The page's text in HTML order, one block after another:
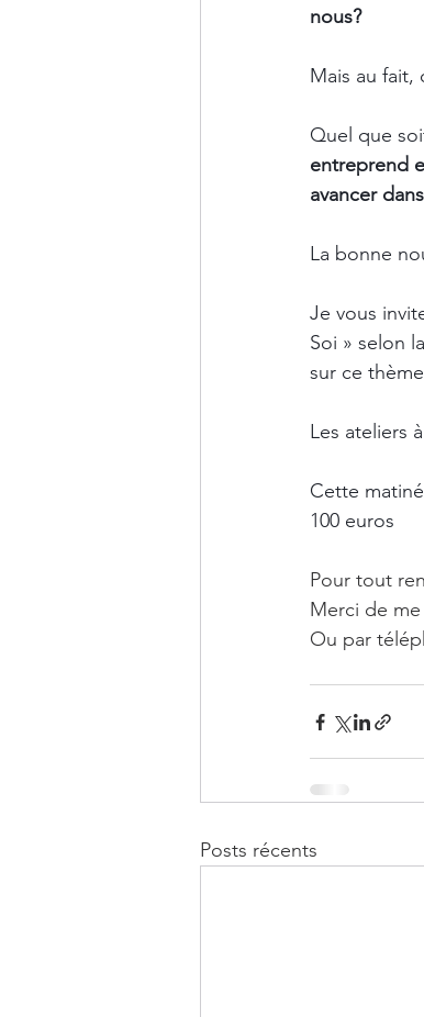
nous?
Mais au fait,
Quel que
entreprend
avancer
La bonne
Je vous
Soi » selon
sur ce
Les ateliers
Cette
100 euros
Pour tout
Merci de
Ou par
Posts récents